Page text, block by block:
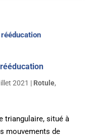
2021 | Rotule,
triangulaire, situé à
mouvements de